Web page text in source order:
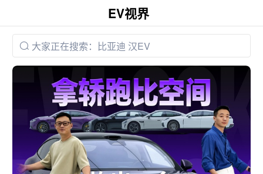
EV视界
下拉刷新
大家正在搜索：比亚迪 汉EV